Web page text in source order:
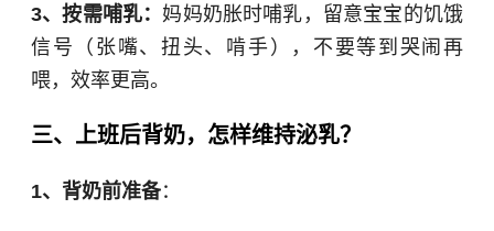
3、按需哺乳： 妈妈奶胀时哺乳，留意宝宝的饥饿
信号（张嘴、扭头、啃手），不要等到哭闹再
喂，效率更高。
三、上班后背奶，怎样维持泌乳？
1、背奶前准备：